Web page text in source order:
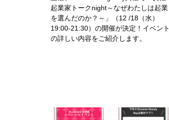
起業家トークnight～なぜわたしは起業
を選んだのか？～」（12 /18（水）
19:00-21:30）の開催が決定！イベント
の詳しい内容をご紹介します。